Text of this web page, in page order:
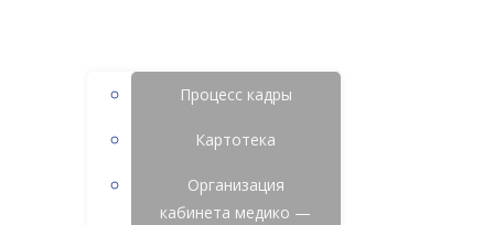
Процесс кадры
Картотека
Организация
кабинета медико —